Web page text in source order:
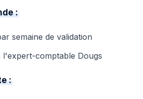
:
semaine de validation
l'expert-comptable Dougs
: